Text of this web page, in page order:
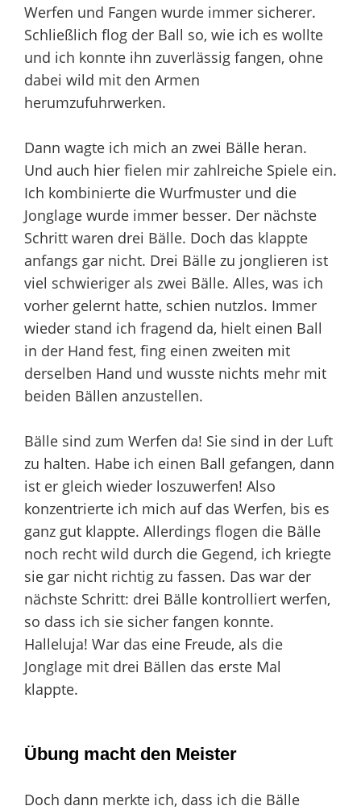
Werfen und Fangen wurde immer sicherer.
Schließlich flog der Ball so, wie ich es wollte
und ich konnte ihn zuverlässig fangen, ohne
dabei wild mit den Armen
herumzufuhrwerken.
Dann wagte ich mich an zwei Bälle heran.
Und auch hier fielen mir zahlreiche Spiele ein.
Ich kombinierte die Wurfmuster und die
Jonglage wurde immer besser. Der nächste
Schritt waren drei Bälle. Doch das klappte
anfangs gar nicht. Drei Bälle zu jonglieren ist
viel schwieriger als zwei Bälle. Alles, was ich
vorher gelernt hatte, schien nutzlos. Immer
wieder stand ich fragend da, hielt einen Ball
in der Hand fest, fing einen zweiten mit
derselben Hand und wusste nichts mehr mit
beiden Bällen anzustellen.
Bälle sind zum Werfen da! Sie sind in der Luft
zu halten. Habe ich einen Ball gefangen, dann
ist er gleich wieder loszuwerfen! Also
konzentrierte ich mich auf das Werfen, bis es
ganz gut klappte. Allerdings flogen die Bälle
noch recht wild durch die Gegend, ich kriegte
sie gar nicht richtig zu fassen. Das war der
nächste Schritt: drei Bälle kontrolliert werfen,
so dass ich sie sicher fangen konnte.
Halleluja! War das eine Freude, als die
Jonglage mit drei Bällen das erste Mal
klappte.
Übung macht den Meister
Doch dann merkte ich, dass ich die Bälle